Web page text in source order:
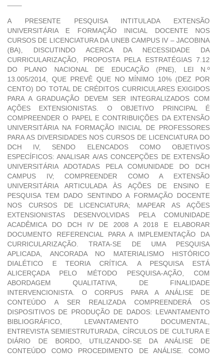
A PRESENTE PESQUISA INTITULADA EXTENSÃO
UNIVERSITÁRIA E FORMAÇÃO INICIAL DOCENTE NOS
CURSOS DE LICENCIATURA DA UNEB CAMPUS IV – JACOBINA
(BA), DISCUTINDO ACERCA DA NECESSIDADE DA
CURRICULARIZAÇÃO, PROPOSTA PELA ESTRATÉGIAS 7.12
DO PLANO NACIONAL DE EDUCAÇÃO (PNE), LEI N.º
13.005/2014, QUE PREVÊ QUE NO MÍNIMO 10% (DEZ POR
CENTO) DO TOTAL DE CRÉDITOS CURRICULARES EXIGIDOS
PARA A GRADUAÇÃO DEVEM SER INTEGRALIZADOS COM
AÇÕES EXTENSIONISTAS. O OBJETIVO PRINCIPAL É
COMPREENDER O PAPEL E CONTRIBUIÇÕES DA EXTENSÃO
UNIVERSITÁRIA NA FORMAÇÃO INICIAL DE PROFESSORES
PARA AS DIVERSIDADES NOS CURSOS DE LICENCIATURA DO
DCH IV, SENDO ELENCADOS COMO OBJETIVOS
ESPECÍFICOS: ANALISAR A/AS CONCEPÇÕES DE EXTENSÃO
UNIVERSITÁRIA ADOTADAS PELA COMUNIDADE DO DCH
CAMPUS IV; COMPREENDER COMO A EXTENSÃO
UNIVERSITÁRIA ARTICULADA ÀS AÇÕES DE ENSINO E
PESQUISA TEM DADO SENTINDO A FORMAÇÃO DOCENTE
NOS CURSOS DE LICENCIATURA; MAPEAR AS AÇÕES
EXTENSIONISTAS DESENVOLVIDAS PELA COMUNIDADE
ACADÊMICA DO DCH IV DE 2008 A 2018 E ELABORAR
DOCUMENTO REFERENCIAL PARA A IMPLEMENTAÇÃO DA
CURRICULARIZAÇÃO. TRATA-SE DE UMA PESQUISA
APLICADA, ANCORADA NO MATERIALISMO HISTÓRICO
DIALÉTICO E TEORIA CRÍTICA. A PESQUISA ESTÁ
ALICERÇADA PELO MÉTODO PESQUISA-AÇÃO, COM
ABORDAGEM QUALITATIVA, DE FINALIDADE
INTERVENCIONISTA. O CORPUS PARA A ANÁLISE DE
CONTEÚDO A SER REALIZADA COMPREENDERÁ OS
DISPOSITIVOS DE PRODUÇÃO DE DADOS: LEVANTAMENTO
BIBLIOGRÁFICO, LEVANTAMENTO DOCUMENTAL,
ENTREVISTA SEMIESTRUTURADA, CÍRCULOS DE CULTURA E
DIÁRIO DE BORDO, UTILIZANDO-SE DA ANÁLISE DE
CONTEÚDO COMO PROCEDIMENTO DE ANÁLISE. COMO